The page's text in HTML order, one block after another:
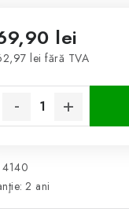
lei
lei fără TVA
4140
: 2 ani